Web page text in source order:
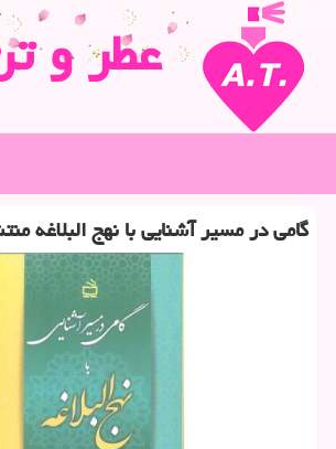
عطر و
گامی در مسیر آشنایی با نهج البلاغه